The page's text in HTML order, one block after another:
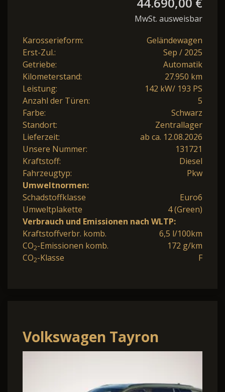
MwSt. ausweisbar
Karosserieform:
Geländewagen
Erst-Zul.:
Sep / 2025
Getriebe:
Automatik
Kilometerstand:
27.950 km
Leistung:
142 kW/ 193 PS
Anzahl der Türen:
5
Farbe:
Schwarz
Standort:
Zentrallager
Lieferzeit:
ab ca. 12.08.2026
Unsere Nummer:
131721
Kraftstoff:
Diesel
Fahrzeugtyp:
Pkw
Umweltnormen:
Schadstoffklasse
Euro6
Umweltplakette
4 (Green)
Verbrauch und Emissionen nach WLTP:
Kraftstoffverbr. komb.
6,5 l/100km
CO2-Emissionen komb.
172 g/km
CO2-Klasse F
Volkswagen Tayron
Volkswagen R-Line 2.0
TDI 142 kW (193 PS)